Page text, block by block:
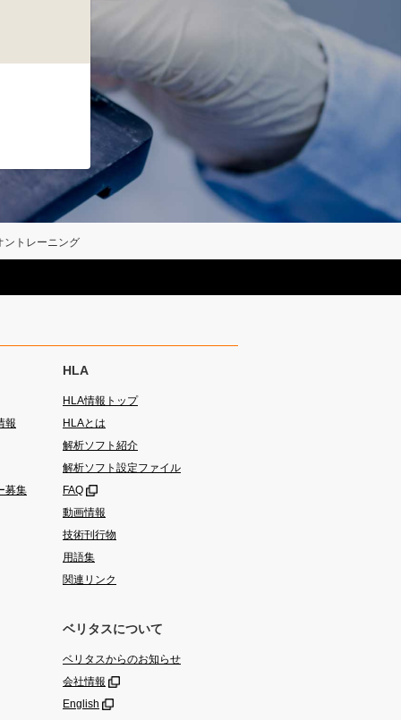
ントレーニング
報
募集
HLA
HLA情報トップ
HLAとは
解析ソフト紹介
解析ソフト設定ファイル
FAQ
動画情報
技術刊行物
用語集
関連リンク
ベリタスについて
ベリタスからのお知らせ
会社情報
English